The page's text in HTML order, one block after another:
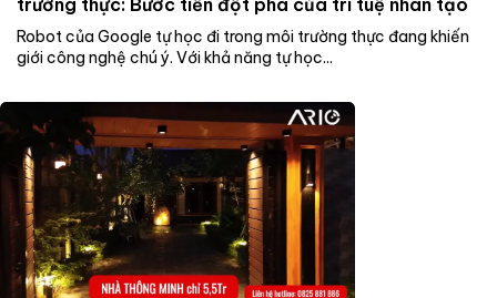
Robot của Google tự học đi trong môi trường thực đang khiến
giới công nghệ chú ý. Với khả năng tự học...